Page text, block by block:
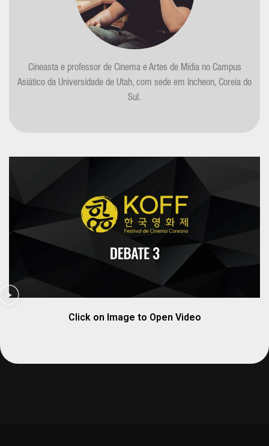
Cineasta e professor de Cinema e Artes de Mídia no Campus
Asiático da Universidade de Utah, com sede em Incheon, Coreia do
Sul.
Click on Image to Open Video